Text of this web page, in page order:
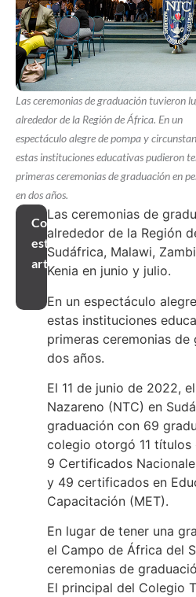
Las ceremonias de graduación tuvieron
alrededor de la Región de África. En un
espectáculo alegre de pompa y
estas instituciones educativas pudieron
primeras ceremonias de graduación en
en dos años.
Compartir
este
artículo
Las ceremonias de
alrededor de la Región
Sudáfrica, Malawi,
Kenia en junio y julio.
En un espectáculo
estas instituciones
primeras ceremonias
dos años.
El 11 de junio de 2022,
Nazareno (NTC) en
graduación con 69
colegio otorgó 11 títulos
9 Certificados
y 49 certificados en
Capacitación (MET).
En lugar de tener una
el Campo de África del
ceremonias de
El principal del Colegio